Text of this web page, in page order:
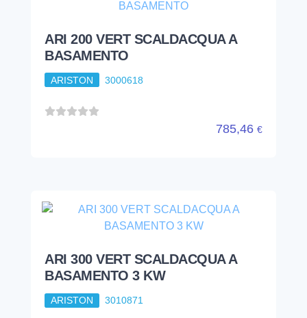
ARI 200 VERT SCALDACQUA A
BASAMENTO
ARISTON 3000618
785,46 €
ARI 300 VERT SCALDACQUA A
BASAMENTO 3 KW
ARISTON 3010871